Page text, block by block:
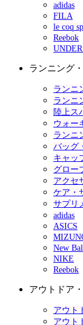
adidas
FILA
le coq
Reebok
ランニング
ランニ
ランニ
陸上ス
ウォー
ランニ
バッグ
キャッ
グロー
アクセ
ケア・
サプリ
adidas
ASICS
New
NIKE
Reebok
アウトドア
アウト
アウト